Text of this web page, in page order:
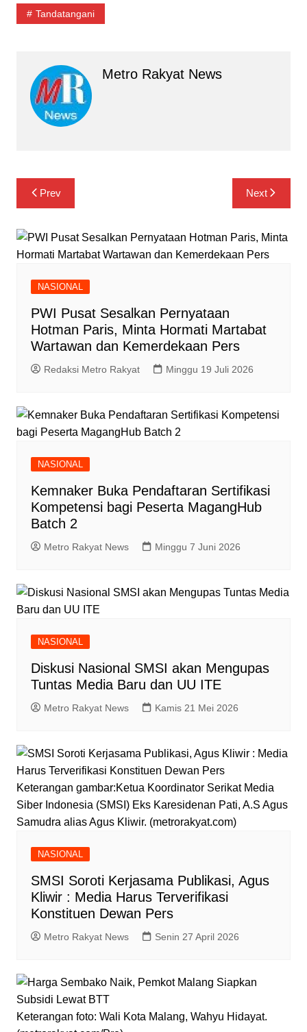
Tandatangani
Metro Rakyat News
Navigasi
pos
Prev Next
NASIONAL
PWI Pusat Sesalkan Pernyataan
Hotman Paris, Minta Hormati Martabat
Wartawan dan Kemerdekaan Pers
Redaksi Metro Rakyat Minggu 19 Juli 2026
NASIONAL
Kemnaker Buka Pendaftaran Sertifikasi
Kompetensi bagi Peserta MagangHub
Batch 2
Metro Rakyat News Minggu 7 Juni 2026
NASIONAL
Diskusi Nasional SMSI akan Mengupas
Tuntas Media Baru dan UU ITE
Metro Rakyat News Kamis 21 Mei 2026
Keterangan gambar:Ketua Koordinator Serikat Media
Siber Indonesia (SMSI) Eks Karesidenan Pati, A.S Agus
Samudra alias Agus Kliwir. (metrorakyat.com)
NASIONAL
SMSI Soroti Kerjasama Publikasi, Agus
Kliwir : Media Harus Terverifikasi
Konstituen Dewan Pers
Metro Rakyat News Senin 27 April 2026
Keterangan foto: Wali Kota Malang, Wahyu Hidayat.